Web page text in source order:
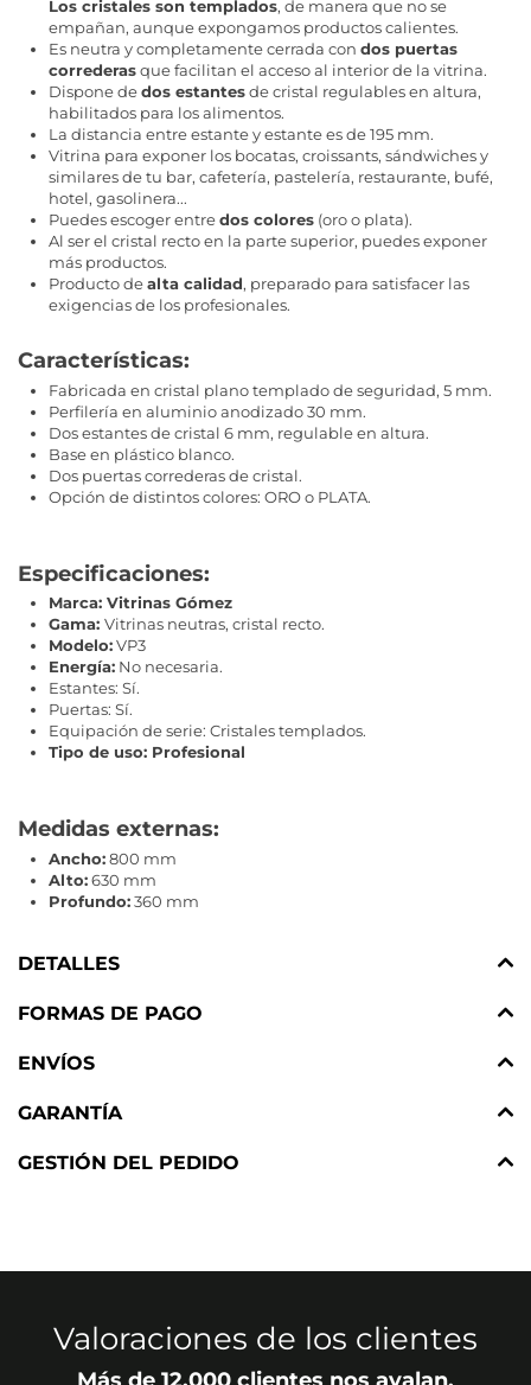
Los cristales son templados, de manera que no se
empañan, aunque expongamos productos calientes.
Es neutra y completamente cerrada con dos puertas
correderasque facilitan el acceso al interior de la vitrina.
Dispone dedos estantesde cristal regulables en altura,
habilitados para los alimentos.
La distancia entre estante y estante es de 195 mm.
Vitrina para exponer los bocatas, croissants, sándwiches y
similares de tu bar, cafetería, pastelería, restaurante, bufé,
hotel, gasolinera...
Puedes escoger entredos colores (oro o plata).
Al ser el cristal recto en la parte superior, puedes exponer
más productos.
Producto dealta calidad, preparado para satisfacer las
exigencias de los profesionales.
Características:
Fabricada en cristal plano templado de seguridad, 5 mm.
Perfilería en aluminio anodizado 30 mm.
Dos estantes de cristal 6 mm, regulable en altura.
Base en plástico blanco.
Dos puertas correderas de cristal.
Opción de distintos colores: ORO o PLATA.
Especificaciones:
Marca: Vitrinas Gómez
Gama: Vitrinas neutras, cristal recto.
Modelo:VP3
Energía: No necesaria.
Estantes: Sí.
Puertas: Sí.
Equipación de serie: Cristales templados.
Tipo de uso: Profesional
Medidas externas:
Ancho:800 mm
Alto:630 mm
Profundo:360 mm
DETALLES
FORMAS DE PAGO
ENVÍOS
GARANTÍA
GESTIÓN DEL PEDIDO
Valoraciones de los clientes